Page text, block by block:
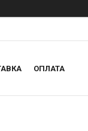
ОПЛАТА